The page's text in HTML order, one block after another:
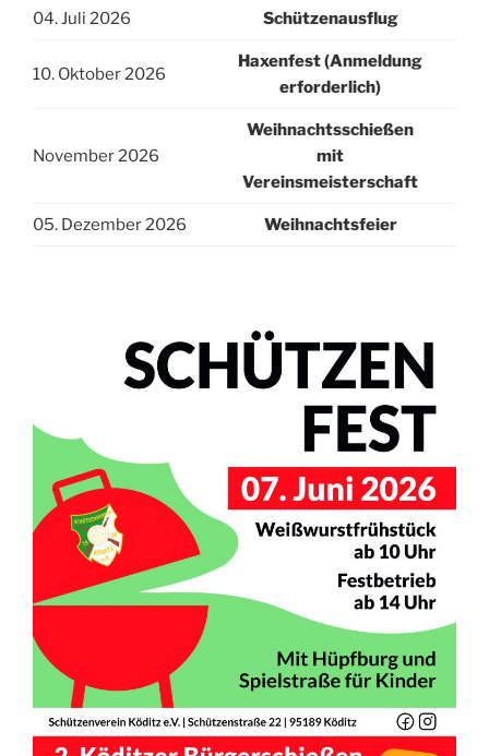
04. Juli 2026 Schützenausflug
10. Oktober 2026
Haxenfest (Anmeldung
erforderlich)
November 2026
Weihnachtsschießen
mit
Vereinsmeisterschaft
05. Dezember 2026 Weihnachtsfeier